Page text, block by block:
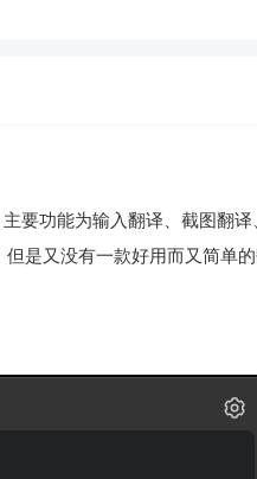
要功能为输入翻译、截图翻
是又没有一款好用而又简单